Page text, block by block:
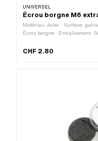
UNIVERSEL
Écrou borgne M6
Matériau: Acier · Surface:
Écrou borgne · Entraînement:
Diamètre nominal (filetage): 6
CHF 2.80